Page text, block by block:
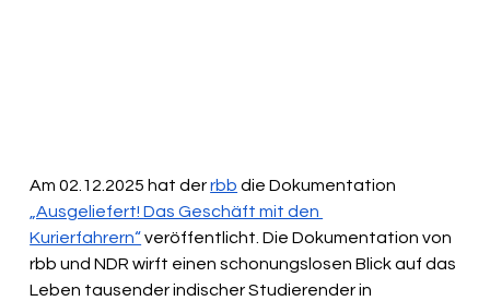
Am 02.12.2025 hat der rbb die Dokumentation
„Ausgeliefert! Das Geschäft mit den
Kurierfahrern“ veröffentlicht. Die Dokumentation von
rbb und NDR wirft einen schonungslosen Blick auf das
Leben tausender indischer Studierender in